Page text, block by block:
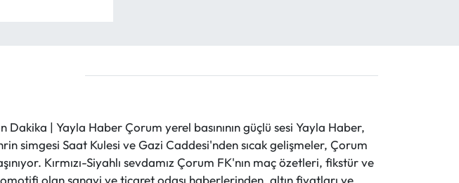
| Yayla Haber Çorum yerel basınının güçlü sesi Yayla Haber,
simgesi Saat Kulesi ve Gazi Caddesi'nden sıcak gelişmeler, Çorum
Kırmızı-Siyahlı sevdamız Çorum FK'nın maç özetleri, fikstür ve